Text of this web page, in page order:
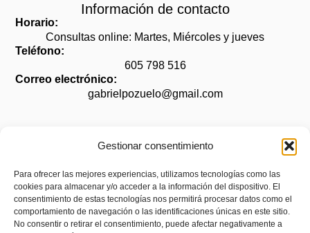
Gestionar consentimiento
Para ofrecer las mejores experiencias, utilizamos tecnologías como las
cookies para almacenar y/o acceder a la información del dispositivo. El
consentimiento de estas tecnologías nos permitirá procesar datos como el
comportamiento de navegación o las identificaciones únicas en este sitio.
No consentir o retirar el consentimiento, puede afectar negativamente a
Información de contacto
Horario:
Consultas online: Martes, Miércoles y jueves
Teléfono:
605 798 516
Correo electrónico:
gabrielpozuelo@gmail.com
Aviso legal
Política de privacidad